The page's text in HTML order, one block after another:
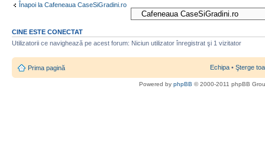
Înapoi la Cafeneaua CaseSiGradini.ro
CINE ESTE CONECTAT
Utilizatorii ce navighează pe acest forum: Niciun utilizator înregistrat şi 1 vizitator
Prima pagină Echipa • Şterge
Powered by phpBB © 2000-2011 phpBB